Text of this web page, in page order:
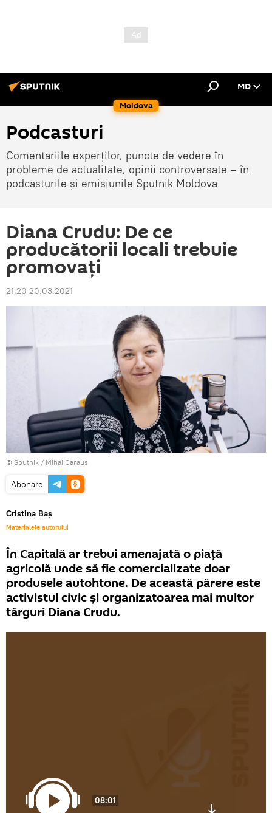
Moldova
MD
Podcasturi
Comentariile experților, puncte de vedere în
probleme de actualitate, opinii controversate – în
podcasturile și emisiunile Sputnik Moldova
Diana Crudu: De ce
producătorii locali trebuie
promovați
21:20 20.03.2021
© Sputnik / Mihai Caraus
Abonare
Cristina Baș
Materialele autorului
În Capitală ar trebui amenajată o piață
agricolă unde să fie comercializate doar
produsele autohtone. De această părere este
activistul civic și organizatoarea mai multor
târguri Diana Crudu.
08:01